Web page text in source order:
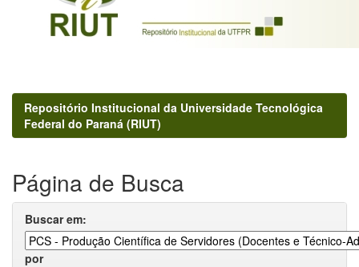
Repositório Institucional da Universidade Tecnológica
Federal do Paraná (RIUT)
Página de Busca
Buscar em:
por